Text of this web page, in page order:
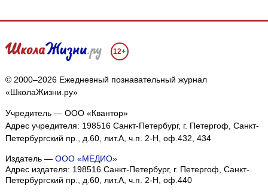
12+
© 2000–2026 Ежедневный познавательный журнал
«ШколаЖизни.ру»
Учредитель — ООО «Квантор»
Адрес учредителя: 198516 Санкт-Петербург, г. Петергоф, Санкт-
Петербургский пр., д.60, лит.А, ч.п. 2-Н, оф.432, 434
Издатель — ООО «МЕДИО»
Адрес издателя: 198516 Санкт-Петербург, г. Петергоф, Санкт-
Петербургский пр., д.60, лит.А, ч.п. 2-Н, оф.440